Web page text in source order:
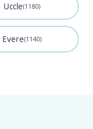
Uccle(1180)
Evere(1140)